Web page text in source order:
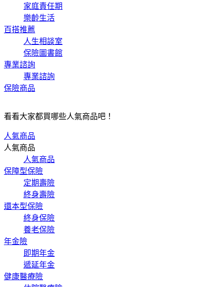
家庭責任期
樂齡生活
百搭推薦
人生相談室
保險圖書館
專業諮詢
專業諮詢
保險商品
看看大家都買哪些人氣商品吧！
人氣商品
人氣商品
人氣商品
保障型保險
定期壽險
終身壽險
還本型保險
終身保險
養老保險
年金險
即期年金
遞延年金
健康醫療險